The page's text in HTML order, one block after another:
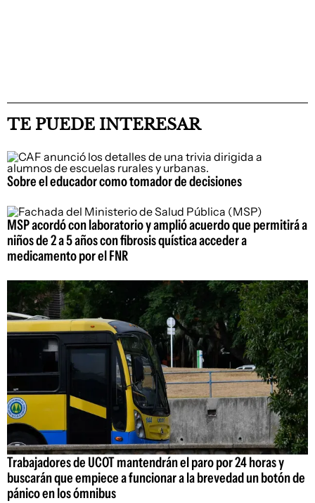
TE PUEDE INTERESAR
Sobre el educador como tomador de decisiones
MSP acordó con laboratorio y amplió acuerdo que permitirá a
niños de 2 a 5 años con fibrosis quística acceder a
medicamento por el FNR
Trabajadores de UCOT mantendrán el paro por 24 horas y
buscarán que empiece a funcionar a la brevedad un botón de
pánico en los ómnibus